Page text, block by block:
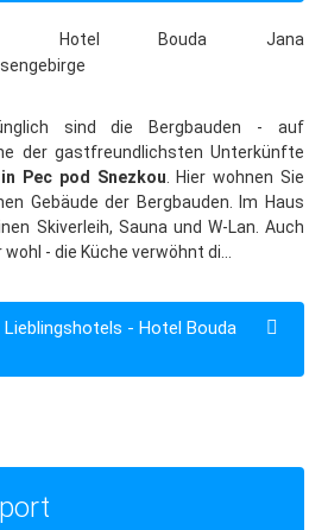
- Hotel Bouda Jana
sind die Bergbauden - auf
der gastfreundlichsten Unterkünfte
Pec pod Snezkou . Hier wohnen Sie
Gebäude der Bergbauden. Im Haus
Skiverleih, Sauna und W-Lan. Auch
- die Küche verwöhnt di...
- Hotel Bouda